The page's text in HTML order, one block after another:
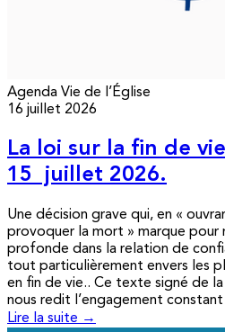
Agenda Vie de l’Église
16 juillet 2026
La loi sur la fin de
15 juillet 2026.
Une décision grave qui, en «
provoquer la mort » marque pour
profonde dans la relation de
tout particulièrement envers les
en fin de vie.. Ce texte signé de la
nous redit l’engagement
Lire la suite →